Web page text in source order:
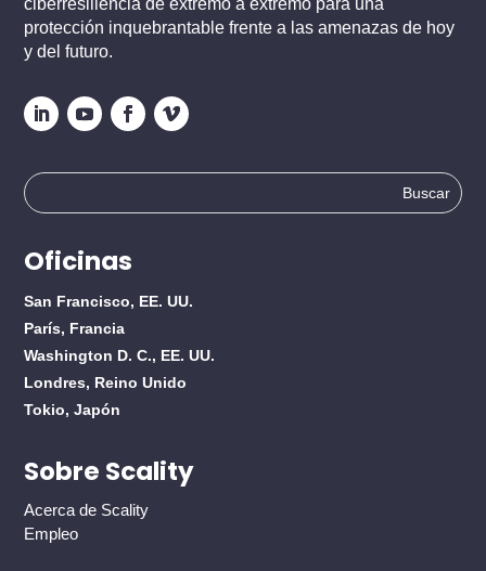
ciberresiliencia de extremo a extremo para una
protección inquebrantable frente a las amenazas de hoy
y del futuro.
Buscar:
Oficinas
San Francisco, EE. UU.
París, Francia
Washington D. C., EE. UU.
Londres, Reino Unido
Tokio, Japón
Sobre Scality
Acerca de Scality
Empleo